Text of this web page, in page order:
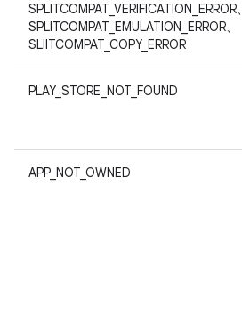
SPLITCOMPAT_VERIFICATION_ERROR、
SPLITCOMPAT_EMULATION_ERROR、
SLIITCOMPAT_COPY_ERROR
PLAY_STORE_NOT_FOUND
APP_NOT_OWNED